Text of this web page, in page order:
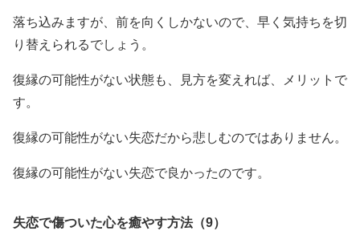
落ち込みますが、前を向くしかないので、早く気持ちを切
り替えられるでしょう。
復縁の可能性がない状態も、見方を変えれば、メリットで
す。
復縁の可能性がない失恋だから悲しむのではありません。
復縁の可能性がない失恋で良かったのです。
失恋で傷ついた心を癒やす方法（9）